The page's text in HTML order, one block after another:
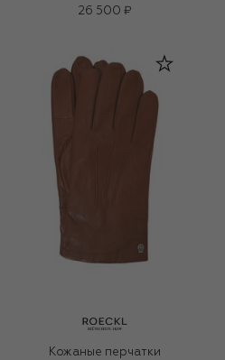
26 500 ₽
Кожаные перчатки